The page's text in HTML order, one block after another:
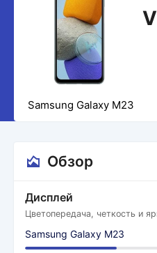
Samsung Galaxy M23
Обзор
Дисплей
Цветопередача, четкость и
Samsung Galaxy M23